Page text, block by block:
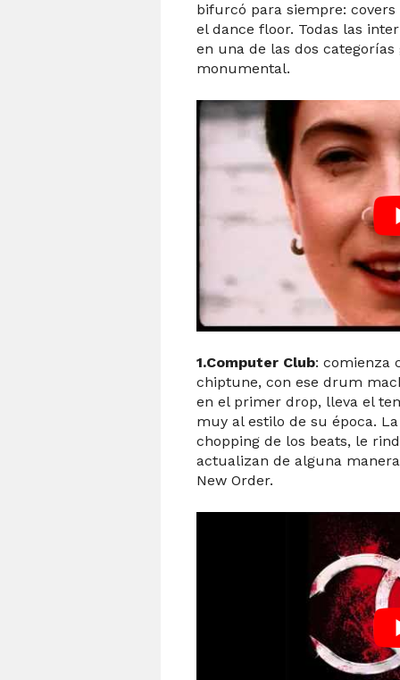
bifurcó para siempre:
el dance floor. Todas las
en una de las dos categorías
monumental.
1.Computer Club: comienza
chiptune, con ese drum
en el primer drop, lleva el
muy al estilo de su época.
chopping de los beats, le
actualizan de alguna
New Order.